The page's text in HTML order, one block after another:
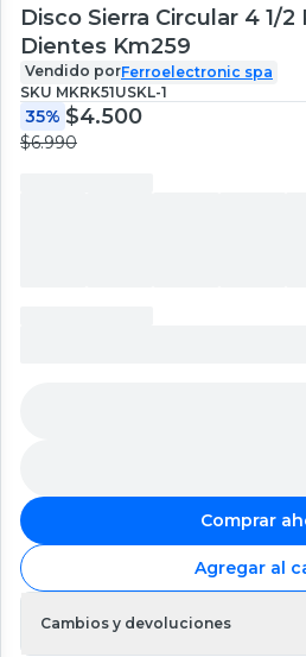
Disco Sierra Circular 4 1/2
Dientes Km259
Vendido porFerroelectronic spa
SKU MKRK51USKL-1
35% $4.500
$6.990
Comprar
Agregar al
Cambios y devoluciones